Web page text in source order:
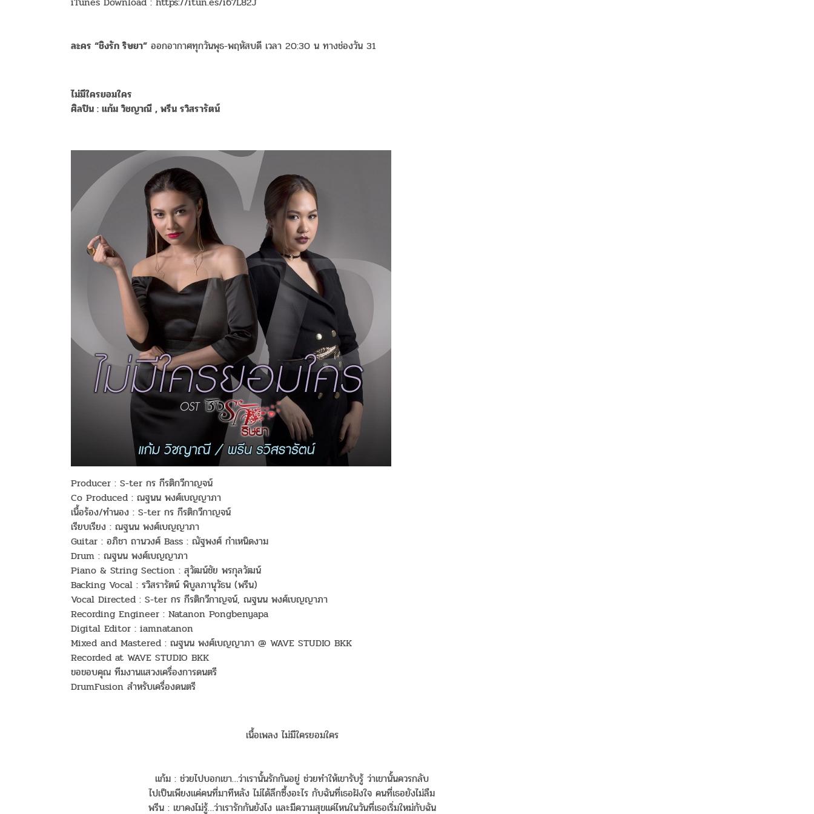
ละคร “ชิงรัก ริษยา” ออกอากาศทุกวันพุธ-พฤหัสบดี เวลา 20:30 น ทางช่องวัน 31
ไม่มีใครยอมใคร
ศิลปิน : แก้ม วิชญาณี , พรีน รวิสรารัตน์
Producer : S-ter กร กีรติกวีกาญจน์
Co Produced : ณฐนน พงศ์เบญญาภา
เนื้อร้อง/ทำนอง : S-ter กร กีรติกวีกาญจน์
เรียบเรียง : ณฐนน พงศ์เบญญาภา
Guitar : อภิชา ถานวงศ์ Bass : ณัฐพงศ์ กำเหนิดงาม
Drum : ณฐนน พงศ์เบญญาภา
Piano & String Section : สุวัฒน์ชัย พรกุลวัฒน์
Backing Vocal : รวิสรารัตน์ พิบูลภานุวัธน (พรีน)
Vocal Directed : S-ter กร กีรติกวีกาญจน์, ณฐนน พงศ์เบญญาภา
Recording Engineer : Natanon Pongbenyapa
Digital Editor : iamnatanon
Mixed and Mastered : ณฐนน พงศ์เบญญาภา @ WAVE STUDIO BKK
Recorded at WAVE STUDIO BKK
ขอขอบคุณ ทีมงานแสวงเครื่องการดนตรี
DrumFusion สำหรับเครื่องดนตรี
เนื้อเพลง ไม่มีใครยอมใคร
แก้ม : ช่วยไปบอกเขา…ว่าเรานั้นรักกันอยู่ ช่วยทำให้เขารับรู้ ว่าเขานั้นควรกลับ
ไปเป็นเพียงแค่คนที่มาทีหลัง ไม่ได้ลึกซึ้งอะไร กับฉันที่เธอฝังใจ คนที่เธอยังไม่ลืม
พรีน : เขาคงไม่รู้…ว่าเรารักกันยังไง และมีความสุขแค่ไหนในวันที่เธอเริ่มใหม่กับฉัน